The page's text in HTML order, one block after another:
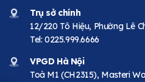
Trụ sở chính
12/220 Tô Hiệu, Phường Lê
Tel: 0225.999.6666
VPGD Hà Nội
Toà M1 (CH2315), Masteri